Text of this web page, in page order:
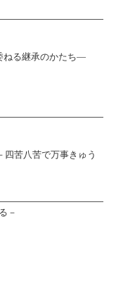
ねる継承のかたち―
四苦八苦で万事きゅう
－